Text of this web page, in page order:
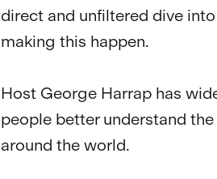
direct and unfiltered dive
making this happen.
Host George Harrap has
people better understand
around the world.